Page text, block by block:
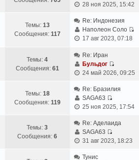
л
д
н
е
о
е
ю
й
и
к
п
л
е
н
м
с
о
П
р
е
й
к
п
с
е
н
м
28 ноя 2025, 15:42
Темы: 13
Сообщения: 117
Re: Индонезия
Наполеон Соло
й
п
17 авг 2023, 07:18
Темы:4
Сообщения: 61
Re: Иран
Бульдог
П
р
й
и
п
24 май 2026, 09:25
Темы: 18
Сообщения: 119
Re: Бразилия
SAGA63
П
р
й
25 ноя 2025, 17:54
Темы:3
Сообщения:6
Re: Аделаида
SAGA63
П
31 авг 2023, 18:23
Тунис